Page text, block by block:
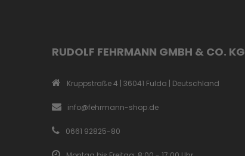
RUDOLF FEHRMANN GMBH & CO. KG
Kruppstraße 4 | 36041 Fulda | Deutschland
info@fehrmann-shop.de
0661 92825-80